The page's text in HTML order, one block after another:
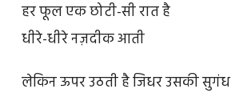
हर फूल एक छोटी-सी रात है
धीरे-धीरे नज़दीक आती
लेकिन ऊपर उठती है जिधर उसकी सुगंध